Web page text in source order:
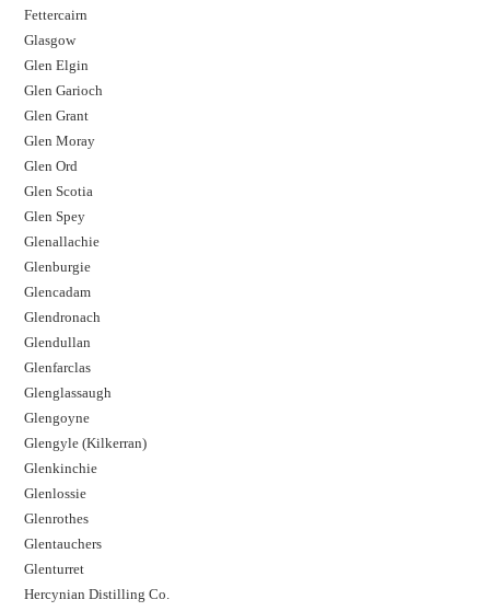
Fettercairn
Glasgow
Glen Elgin
Glen Garioch
Glen Grant
Glen Moray
Glen Ord
Glen Scotia
Glen Spey
Glenallachie
Glenburgie
Glencadam
Glendronach
Glendullan
Glenfarclas
Glenglassaugh
Glengoyne
Glengyle (Kilkerran)
Glenkinchie
Glenlossie
Glenrothes
Glentauchers
Glenturret
Hercynian Distilling Co.